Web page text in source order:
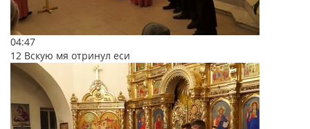
04:47
12 Вскую мя отринул еси